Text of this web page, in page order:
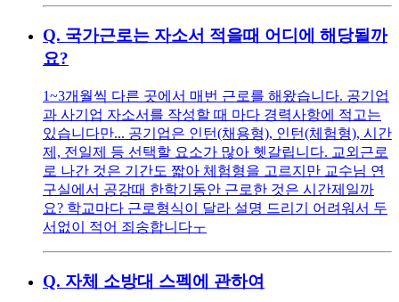
Q. 국가근로는 자소서 적을때 어디에 해당될까
요?
1~3개월씩 다른 곳에서 매번 근로를 해왔습니다. 공기업
과 사기업 자소서를 작성할 때 마다 경력사항에 적고는
있습니다만... 공기업은 인턴(채용형), 인턴(체험형), 시간
제, 전일제 등 선택할 요소가 많아 헷갈립니다. 교외근로
로 나간 것은 기간도 짧아 체험형을 고르지만 교수님 연
구실에서 공강때 한학기동안 근로한 것은 시간제일까
요? 학교마다 근로형식이 달라 설명 드리기 어려워서 두
서없이 적어 죄송합니다ㅜ
Q. 자체 소방대 스펙에 관하여